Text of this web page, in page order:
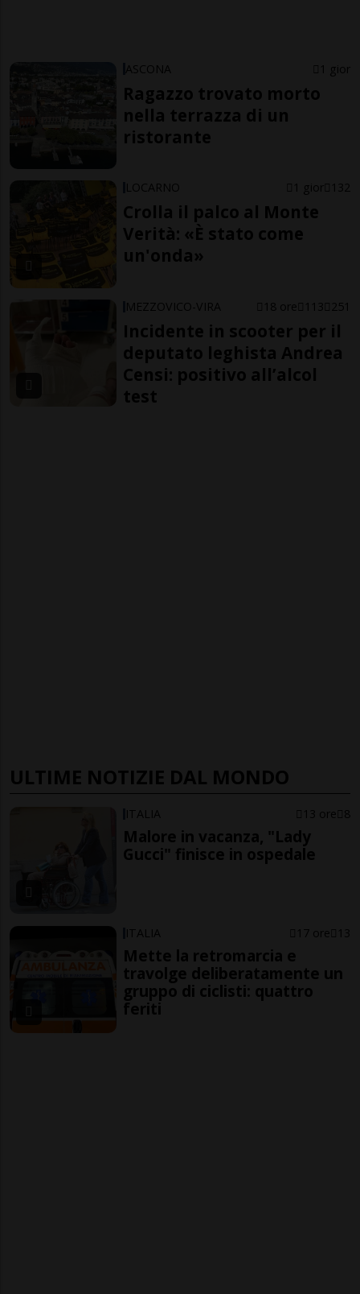
ASCONA 1 gior
Ragazzo trovato morto
nella terrazza di un
ristorante
LOCARNO 1 gior 132
Crolla il palco al Monte
Verità: «È stato come
un'onda»
MEZZOVICO-VIRA 18 ore 113 251
Incidente in scooter per il
deputato leghista Andrea
Censi: positivo all’alcol
test
ULTIME NOTIZIE DAL MONDO
ITALIA 13 ore 8
Malore in vacanza, "Lady
Gucci" finisce in ospedale
ITALIA 17 ore 13
Mette la retromarcia e
travolge deliberatamente un
gruppo di ciclisti: quattro
feriti